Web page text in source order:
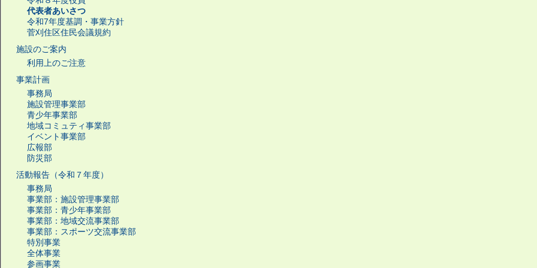
代表者あいさつ
令和7年度基調・事業方針
菅刈住区住民会議規約
施設のご案内
利用上のご注意
事業計画
事務局
施設管理事業部
青少年事業部
地域コミュティ事業部
イベント事業部
広報部
防災部
活動報告（令和７年度）
事務局
事業部：施設管理事業部
事業部：青少年事業部
事業部：地域交流事業部
事業部：スポーツ交流事業部
特別事業
全体事業
参画事業